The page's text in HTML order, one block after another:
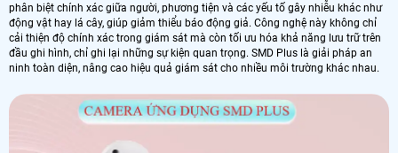
phân biệt chính xác giữa người, phương tiện và các yếu tố gây nhiễu khác như
động vật hay lá cây, giúp giảm thiểu báo động giả. Công nghệ này không chỉ
cải thiện độ chính xác trong giám sát mà còn tối ưu hóa khả năng lưu trữ trên
đầu ghi hình, chỉ ghi lại những sự kiện quan trọng. SMD Plus là giải pháp an
ninh toàn diện, nâng cao hiệu quả giám sát cho nhiều môi trường khác nhau.